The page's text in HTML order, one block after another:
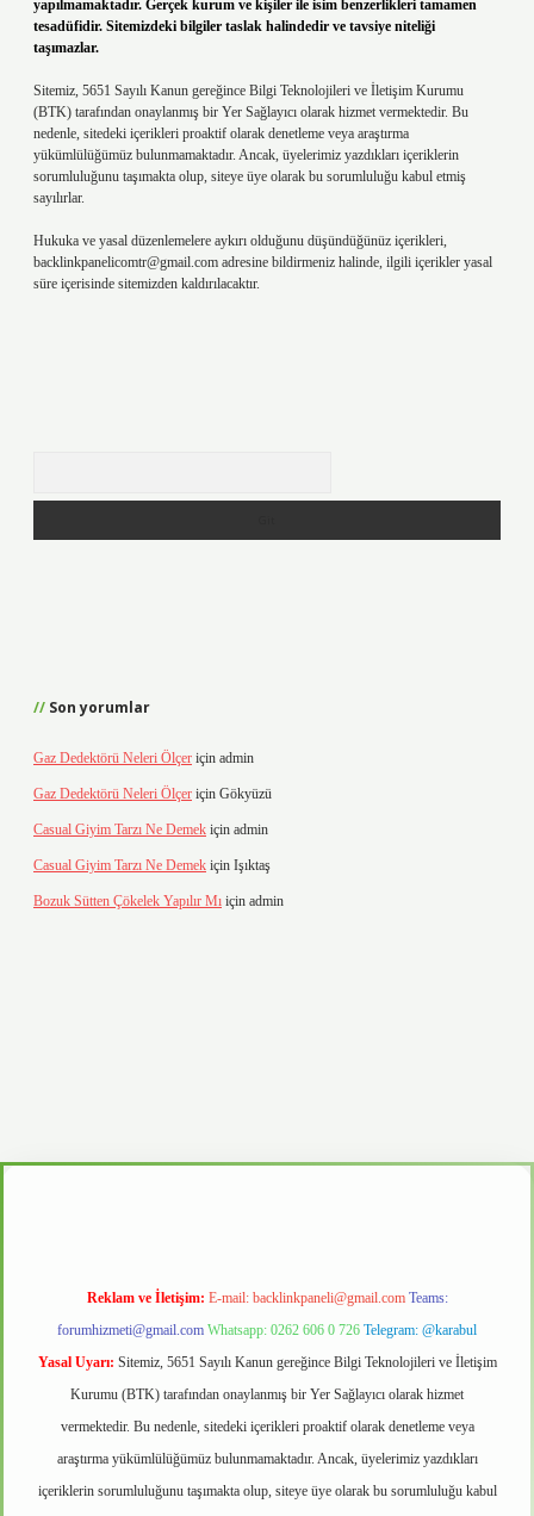
yapılmamaktadır. Gerçek kurum ve kişiler ile isim benzerlikleri tamamen
tesadüfidir. Sitemizdeki bilgiler taslak halindedir ve tavsiye niteliği
taşımazlar.
Sitemiz, 5651 Sayılı Kanun gereğince Bilgi Teknolojileri ve İletişim Kurumu
(BTK) tarafından onaylanmış bir Yer Sağlayıcı olarak hizmet vermektedir. Bu
nedenle, sitedeki içerikleri proaktif olarak denetleme veya araştırma
yükümlülüğümüz bulunmamaktadır. Ancak, üyelerimiz yazdıkları içeriklerin
sorumluluğunu taşımakta olup, siteye üye olarak bu sorumluluğu kabul etmiş
sayılırlar.
Hukuka ve yasal düzenlemelere aykırı olduğunu düşündüğünüz içerikleri,
backlinkpanelicomtr@gmail.com adresine bildirmeniz halinde, ilgili içerikler yasal
süre içerisinde sitemizden kaldırılacaktır.
Son yorumlar
Gaz Dedektörü Neleri Ölçer için admin
Gaz Dedektörü Neleri Ölçer için Gökyüzü
Casual Giyim Tarzı Ne Demek için admin
Casual Giyim Tarzı Ne Demek için Işıktaş
Bozuk Sütten Çökelek Yapılır Mı için admin
Reklam ve İletişim: E-mail: backlinkpaneli@gmail.com Teams:
forumhizmeti@gmail.com Whatsapp: 0262 606 0 726 Telegram: @karabul
Yasal Uyarı: Sitemiz, 5651 Sayılı Kanun gereğince Bilgi Teknolojileri ve İletişim
Kurumu (BTK) tarafından onaylanmış bir Yer Sağlayıcı olarak hizmet
vermektedir. Bu nedenle, sitedeki içerikleri proaktif olarak denetleme veya
araştırma yükümlülüğümüz bulunmamaktadır. Ancak, üyelerimiz yazdıkları
içeriklerin sorumluluğunu taşımakta olup, siteye üye olarak bu sorumluluğu kabul